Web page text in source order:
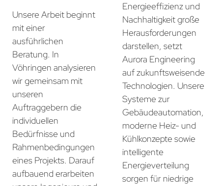
Unsere Arbeit beginnt
mit einer
ausführlichen
Beratung. In
Vöhringen analysieren
wir gemeinsam mit
unseren
Auftraggebern die
individuellen
Bedürfnisse und
Rahmenbedingungen
eines Projekts. Darauf
aufbauend erarbeiten
Energieeffizienz und
Nachhaltigkeit große
Herausforderungen
darstellen, setzt
Aurora Engineering
auf zukunftsweisende
Technologien. Unsere
Systeme zur
Gebäudeautomation,
moderne Heiz- und
Kühlkonzepte sowie
intelligente
Energieverteilung
sorgen für niedrige